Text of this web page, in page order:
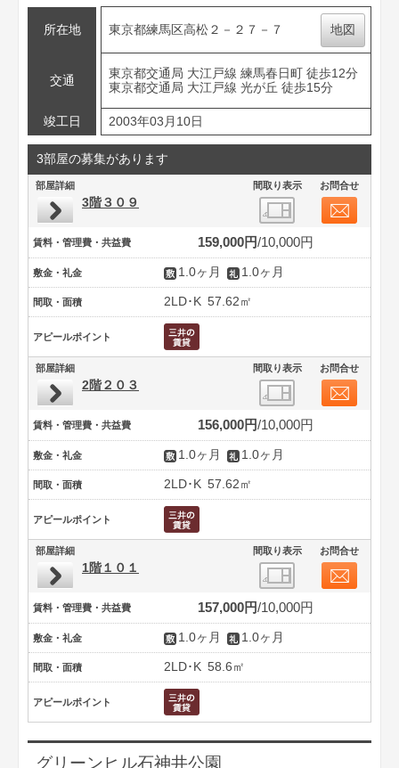
所在地 東京都練馬区高松２－２７－７ 地図
交通
東京都交通局 大江戸線 練馬春日町 徒歩12分
東京都交通局 大江戸線 光が丘 徒歩15分
竣工日 2003年03月10日
3部屋の募集があります
部屋詳細 間取り表示 お問合せ
3階３０９
賃料・管理費・共益費 159,000円 10,000円
敷金・礼金 1.0ヶ月 1.0ヶ月
間取・面積 2LD･K 57.62㎡
アピールポイント
部屋詳細 間取り表示 お問合せ
2階２０３
賃料・管理費・共益費 156,000円 10,000円
敷金・礼金 1.0ヶ月 1.0ヶ月
間取・面積 2LD･K 57.62㎡
アピールポイント
部屋詳細 間取り表示 お問合せ
1階１０１
賃料・管理費・共益費 157,000円 10,000円
敷金・礼金 1.0ヶ月 1.0ヶ月
間取・面積 2LD･K 58.6㎡
アピールポイント
グリーンヒル石神井公園